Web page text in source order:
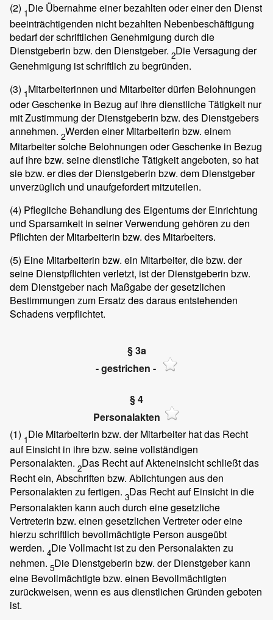
(2) 1Die Übernahme einer bezahlten oder einer den Dienst
beeinträchtigenden nicht bezahlten Nebenbeschäftigung
bedarf der schriftlichen Genehmigung durch die
Dienstgeberin bzw. den Dienstgeber. 2Die Versagung der
Genehmigung ist schriftlich zu begründen.
(3) 1Mitarbeiterinnen und Mitarbeiter dürfen Belohnungen
oder Geschenke in Bezug auf ihre dienstliche Tätigkeit nur
mit Zustimmung der Dienstgeberin bzw. des Dienstgebers
annehmen. 2Werden einer Mitarbeiterin bzw. einem
Mitarbeiter solche Belohnungen oder Geschenke in Bezug
auf ihre bzw. seine dienstliche Tätigkeit angeboten, so hat
sie bzw. er dies der Dienstgeberin bzw. dem Dienstgeber
unverzüglich und unaufgefordert mitzuteilen.
(4) Pflegliche Behandlung des Eigentums der Einrichtung
und Sparsamkeit in seiner Verwendung gehören zu den
Pflichten der Mitarbeiterin bzw. des Mitarbeiters.
(5) Eine Mitarbeiterin bzw. ein Mitarbeiter, die bzw. der
seine Dienstpflichten verletzt, ist der Dienstgeberin bzw.
dem Dienstgeber nach Maßgabe der gesetzlichen
Bestimmungen zum Ersatz des daraus entstehenden
Schadens verpflichtet.
§ 3a
- gestrichen -
§ 4
Personalakten
(1) 1Die Mitarbeiterin bzw. der Mitarbeiter hat das Recht
auf Einsicht in ihre bzw. seine vollständigen
Personalakten. 2Das Recht auf Akteneinsicht schließt das
Recht ein, Abschriften bzw. Ablichtungen aus den
Personalakten zu fertigen. 3Das Recht auf Einsicht in die
Personalakten kann auch durch eine gesetzliche
Vertreterin bzw. einen gesetzlichen Vertreter oder eine
hierzu schriftlich bevollmächtigte Person ausgeübt
werden. 4Die Vollmacht ist zu den Personalakten zu
nehmen. 5Die Dienstgeberin bzw. der Dienstgeber kann
eine Bevollmächtigte bzw. einen Bevollmächtigten
zurückweisen, wenn es aus dienstlichen Gründen geboten
ist.